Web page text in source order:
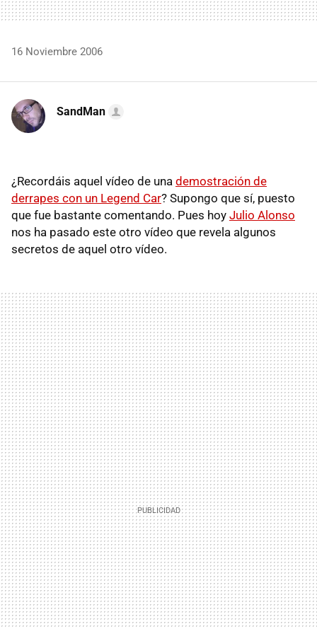
16 Noviembre 2006
SandMan
¿Recordáis aquel vídeo de una demostración de
derrapes con un Legend Car? Supongo que sí, puesto
que fue bastante comentando. Pues hoy Julio Alonso
nos ha pasado este otro vídeo que revela algunos
secretos de aquel otro vídeo.